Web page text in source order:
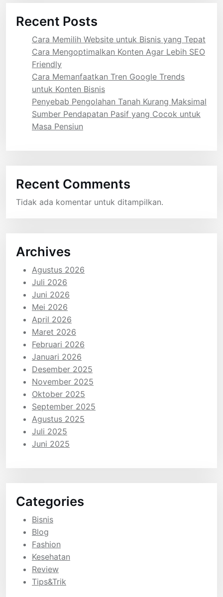
Recent Posts
Cara Memilih Website untuk Bisnis yang Tepat
Cara Mengoptimalkan Konten Agar Lebih SEO
Friendly
Cara Memanfaatkan Tren Google Trends
untuk Konten Bisnis
Penyebab Pengolahan Tanah Kurang Maksimal
Sumber Pendapatan Pasif yang Cocok untuk
Masa Pensiun
Recent Comments
Tidak ada komentar untuk ditampilkan.
Archives
Agustus 2026
Juli 2026
Juni 2026
Mei 2026
April 2026
Maret 2026
Februari 2026
Januari 2026
Desember 2025
November 2025
Oktober 2025
September 2025
Agustus 2025
Juli 2025
Juni 2025
Categories
Bisnis
Blog
Fashion
Kesehatan
Review
Tips&Trik